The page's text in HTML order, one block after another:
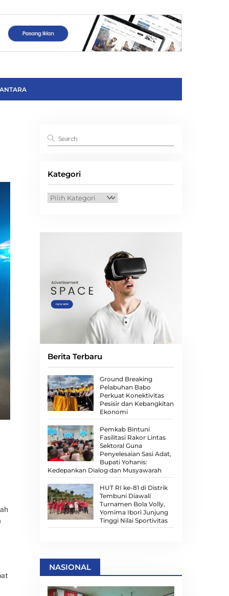
Kategori
Kategori
Berita Terbaru
Ground Breaking
Pelabuhan Babo
Perkuat Konektivitas
Pesisir dan Kebangkitan
Ekonomi
Pemkab Bintuni
Fasilitasi Rakor Lintas
Sektoral Guna
Penyelesaian Sasi Adat,
Bupati Yohanis:
Kedepankan Dialog dan Musyawarah
HUT RI ke-81 di Distrik
Tembuni Diawali
Turnamen Bola Volly,
Yomima Ibori Junjung
Tinggi Nilai Sportivitas
NASIONAL